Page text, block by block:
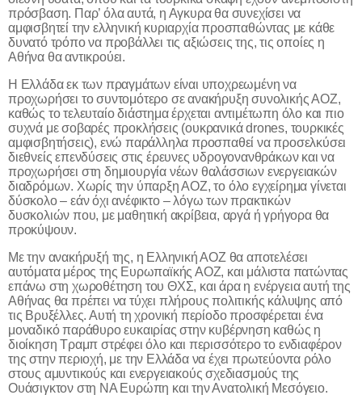
πρόσβαση. Παρ’ όλα αυτά, η Αγκυρα θα συνεχίσει να
αμφισβητεί την ελληνική κυριαρχία προσπαθώντας με κάθε
δυνατό τρόπο να προβάλλει τις αξιώσεις της, τις οποίες η
Αθήνα θα αντικρούει.
Η Ελλάδα εκ των πραγμάτων είναι υποχρεωμένη να
προχωρήσει το συντομότερο σε ανακήρυξη συνολικής ΑΟΖ,
καθώς το τελευταίο διάστημα έρχεται αντιμέτωπη όλο και πιο
συχνά με σοβαρές προκλήσεις (ουκρανικάdrones, τουρκικές
αμφισβητήσεις), ενώ παράλληλα προσπαθεί να προσελκύσει
διεθνείς επενδύσεις στις έρευνες υδρογονανθράκων και να
προχωρήσει στη δημιουργία νέων θαλάσσιων ενεργειακών
διαδρόμων. Χωρίς την ύπαρξη ΑΟΖ, το όλο εγχείρημα γίνεται
δύσκολο – εάν όχι ανέφικτο – λόγω των πρακτικών
δυσκολιών που, με μαθητική ακρίβεια, αργά ή γρήγορα θα
προκύψουν.
Με την ανακήρυξή της, η Ελληνική ΑΟΖ θα αποτελέσει
αυτόματα μέρος της Ευρωπαϊκής ΑΟΖ, και μάλιστα πατώντας
επάνω στη χωροθέτηση του ΘΧΣ, και άρα η ενέργεια αυτή της
Αθήνας θα πρέπει να τύχει πλήρους πολιτικής κάλυψης από
τις Βρυξέλλες. Αυτή τη χρονική περίοδο προσφέρεται ένα
μοναδικό παράθυρο ευκαιρίας στην κυβέρνηση καθώς η
διοίκηση Τραμπ στρέφει όλο και περισσότερο το ενδιαφέρον
της στην περιοχή, με την Ελλάδα να έχει πρωτεύοντα ρόλο
στους αμυντικούς και ενεργειακούς σχεδιασμούς της
Ουάσιγκτον στη ΝΑ Ευρώπη και την Ανατολική Μεσόγειο.